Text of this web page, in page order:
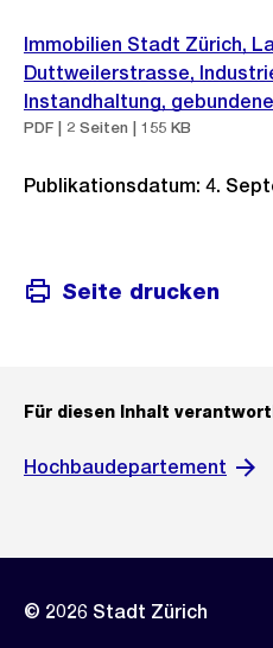
Immobilien Stadt Zürich,
Duttweilerstrasse,
Instandhaltung,
PDF | 2 Seiten | 155 KB
Publikationsdatum: 4.
Seite drucken
Für diesen Inhalt
Hochbaudepartement
© 2026 Stadt Zürich